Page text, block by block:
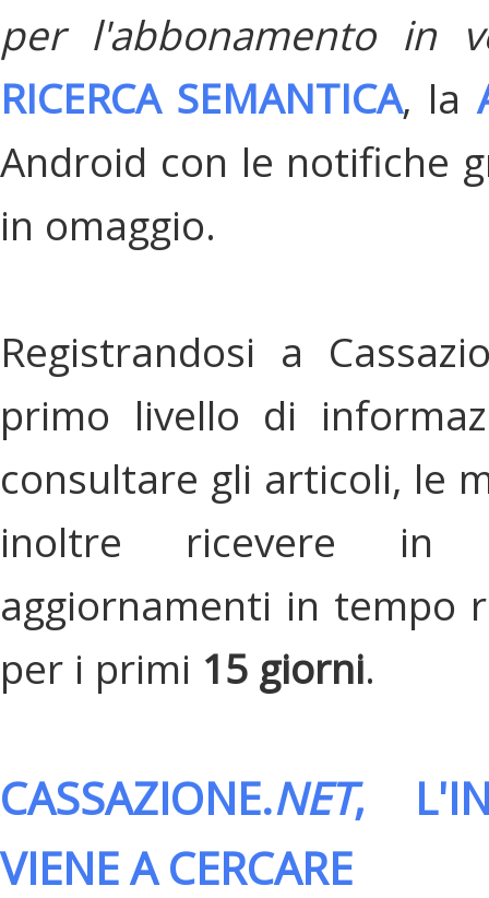
per l'abbonamento in
RICERCA SEMANTICA, la
Android con le notifiche
in omaggio.
Registrandosi a
primo livello di
consultare gli articoli, le
inoltre ricevere in
aggiornamenti in tempo
per i primi 15 giorni.
CASSAZIONE.NET,
VIENE A CERCARE